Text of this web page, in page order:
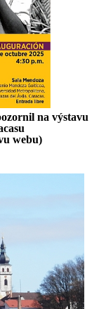
na výstavu
webu)